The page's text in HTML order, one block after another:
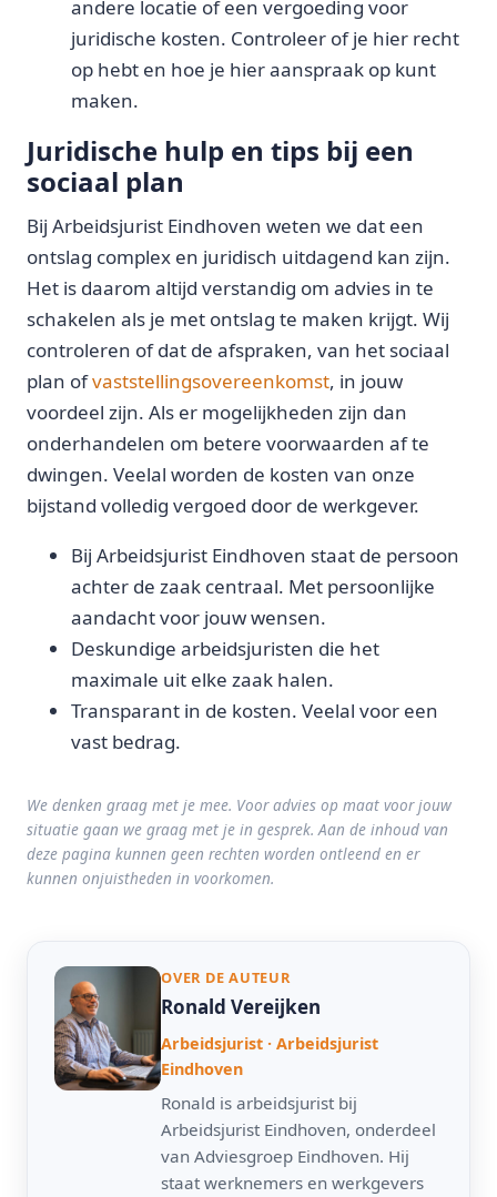
andere locatie of een vergoeding voor
juridische kosten. Controleer of je hier recht
op hebt en hoe je hier aanspraak op kunt
maken.
Juridische hulp en tips bij een
sociaal plan
Bij Arbeidsjurist Eindhoven weten we dat een
ontslag complex en juridisch uitdagend kan zijn.
Het is daarom altijd verstandig om advies in te
schakelen als je met ontslag te maken krijgt. Wij
controleren of dat de afspraken, van het sociaal
plan ofvaststellingsovereenkomst, in jouw
voordeel zijn. Als er mogelijkheden zijn dan
onderhandelen om betere voorwaarden af te
dwingen. Veelal worden de kosten van onze
bijstand volledig vergoed door de werkgever.
Bij Arbeidsjurist Eindhoven staat de persoon
achter de zaak centraal. Met persoonlijke
aandacht voor jouw wensen.
Deskundige arbeidsjuristen die het
maximale uit elke zaak halen.
Transparant in de kosten. Veelal voor een
vast bedrag.
We denken graag met je mee. Voor advies op maat voor jouw
situatie gaan we graag met je in gesprek. Aan de inhoud van
deze pagina kunnen geen rechten worden ontleend en er
kunnen onjuistheden in voorkomen.
OVER DE AUTEUR
Ronald Vereijken
Arbeidsjurist · Arbeidsjurist
Eindhoven
Ronald is arbeidsjurist bij
Arbeidsjurist Eindhoven, onderdeel
van Adviesgroep Eindhoven. Hij
staat werknemers en werkgevers